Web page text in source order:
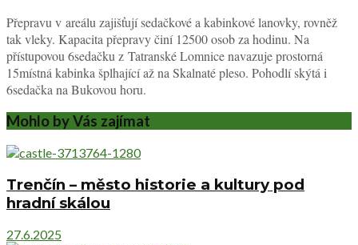
Přepravu v areálu zajišťují sedačkové a kabinkové lanovky, rovněž
tak vleky. Kapacita přepravy činí 12500 osob za hodinu. Na
přístupovou 6sedačku z Tatranské Lomnice navazuje prostorná
15místná kabinka šplhající až na Skalnaté pleso. Pohodlí skýtá i
6sedačka na Bukovou horu.
Mohlo by Vás zajímat
Trenčín – město historie a kultury pod
hradní skálou
27.6.2025